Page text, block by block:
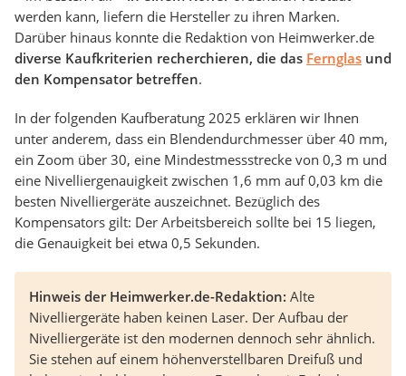
werden kann, liefern die Hersteller zu ihren Marken.
Darüber hinaus konnte die Redaktion von Heimwerker.de
diverse Kaufkriterien recherchieren, die das Fernglas und
den Kompensator betreffen.
In der folgenden Kaufberatung 2025 erklären wir Ihnen
unter anderem, dass ein Blendendurchmesser über 40 mm,
ein Zoom über 30, eine Mindestmessstrecke von 0,3 m und
eine Nivelliergenauigkeit zwischen 1,6 mm auf 0,03 km die
besten Nivelliergeräte auszeichnet. Bezüglich des
Kompensators gilt: Der Arbeitsbereich sollte bei 15 liegen,
die Genauigkeit bei etwa 0,5 Sekunden.
Hinweis der Heimwerker.de-Redaktion: Alte
Nivelliergeräte haben keinen Laser. Der Aufbau der
Nivelliergeräte ist den modernen dennoch sehr ähnlich.
Sie stehen auf einem höhenverstellbaren Dreifuß und